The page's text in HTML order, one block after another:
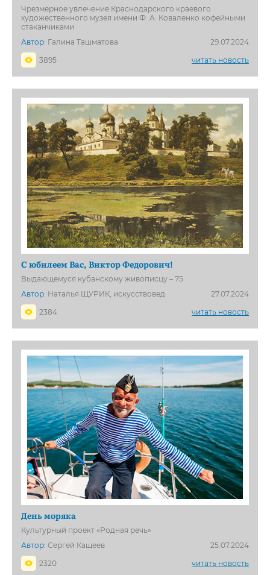
Чрезмерное увлечение Краснодарского краевого
художественного музея имени Ф. А. Коваленко кофейными
стаканчиками
Автор: Галина Ташматова
29.07.2024
3895
читать новость
С юбилеем Вас, Виктор Федорович!
Выдающемуся кубанскому живописцу – 75
Автор: Наталья ЩУРИК, искусствовед
27.07.2024
2384
читать новость
День моряка
Культурный проект «Родная речь»
Автор: Сергей Кащеев
25.07.2024
2320
читать новость